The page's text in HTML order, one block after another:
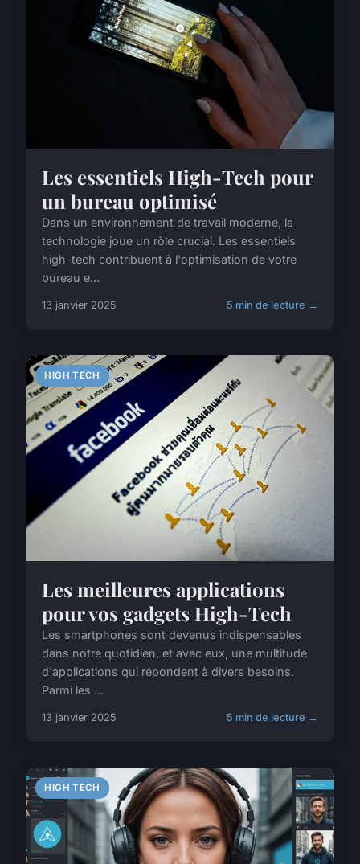
Les essentiels High-Tech pour
un bureau optimisé
Dans un environnement de travail moderne, la
technologie joue un rôle crucial. Les essentiels
high-tech contribuent à l'optimisation de votre
bureau e...
13 janvier 2025 5 min de lecture →
HIGH TECH
Les meilleures applications
pour vos gadgets High-Tech
Les smartphones sont devenus indispensables
dans notre quotidien, et avec eux, une multitude
d'applications qui répondent à divers besoins.
Parmi les ...
13 janvier 2025 5 min de lecture →
HIGH TECH